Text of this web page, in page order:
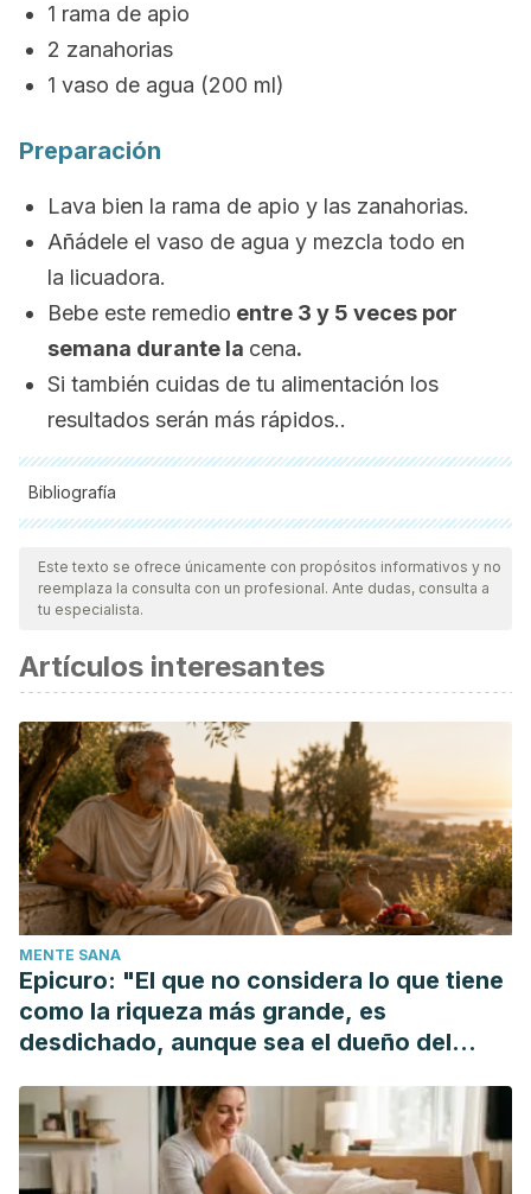
1 rama de apio
2 zanahorias
1 vaso de agua (200 ml)
Preparación
Lava bien la rama de apio y las zanahorias.
Añádele el vaso de agua y mezcla todo en
la licuadora.
Bebe este remedio entre 3 y 5 veces por
semana durante la cena.
Si también cuidas de tu alimentación los
resultados serán más rápidos..
Bibliografía
Todas las fuentes citadas fueron revisadas a profundidad por
nuestro equipo, para asegurar su calidad, confiabilidad,
vigencia y validez.La bibliografía de este artículo fue
científica.
Jin M, Yang F, Yang I, et al. Uric acid, hyperuricemia and
vascular diseases. Front Biosci (Landmark Ed)
669. Published 2012 Jan 1.
Sharma KD, Karki S, Thakur NS, Attri S. Chemical
composition, functional properties and processing of
carrot-a review. J Food Sci Technol. 2012;49(1):22–32.
doi:10.1007/s13197-011-0310-7
Kooti W, Daraei N. A Review of the Antioxidant Activity of
Celery ( Apium graveolens L).
Complementary Altern Med
. 2017;22(4):1029–1034.
doi:10.1177/2156587217717415
Este texto se ofrece únicamente con propósitos informativos y no
reemplaza la consulta con un profesional. Ante dudas, consulta a
tu especialista.
Artículos interesantes
MENTE SANA
Epicuro: "El que no considera lo que tiene
como la riqueza más grande, es
desdichado, aunque sea el dueño del